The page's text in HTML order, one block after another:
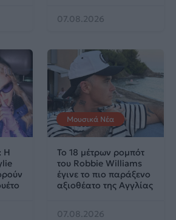
07.08.2026
Η
Μουσικά Νέα
Το 18 μέτρων ρομπότ
του Robbie Williams
έγινε το πιο παράξενο
αξιοθέατο της Αγγλίας
07.08.2026